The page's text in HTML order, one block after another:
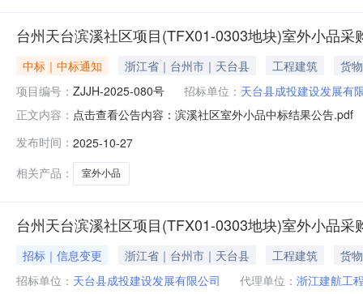
台州天台滨溪社区项目(TFX01-0303地块)室外小品采
中标｜中标通知 浙江省｜台州市｜天台县 工程建筑
货物
项目编号： ZJJH-2025-080号 招标单位： 天台县成投建设发展有
正文内容： 点击查看公告内容：滨溪社区室外小品中标结果公告.pdf
发布时间： 2025-10-27
相关产品：
室外小品
台州天台滨溪社区项目(TFX01-0303地块)室外小品采
招标｜信息变更 浙江省｜台州市｜天台县 工程建筑
货物
招标单位： 天台县成投建设发展有限公司 代理单位： 浙江建航工